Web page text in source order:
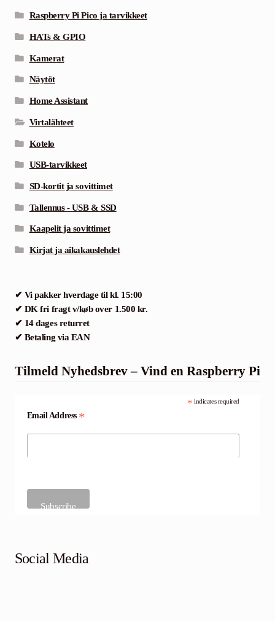
Raspberry Pi Pico ja tarvikkeet
HATs & GPIO
Kamerat
Näytöt
Home Assistant
Virtalähteet
Kotelo
USB-tarvikkeet
SD-kortit ja sovittimet
Tallennus - USB & SSD
Kaapelit ja sovittimet
Kirjat ja aikakauslehdet
✔ Vi pakker hverdage til kl. 15:00
✔ DK fri fragt v/køb over 1.500 kr.
✔ 14 dages returret
✔ Betaling via EAN
Tilmeld Nyhedsbrev – Vind en Raspberry Pi
* indicates required
Email Address *
Social Media